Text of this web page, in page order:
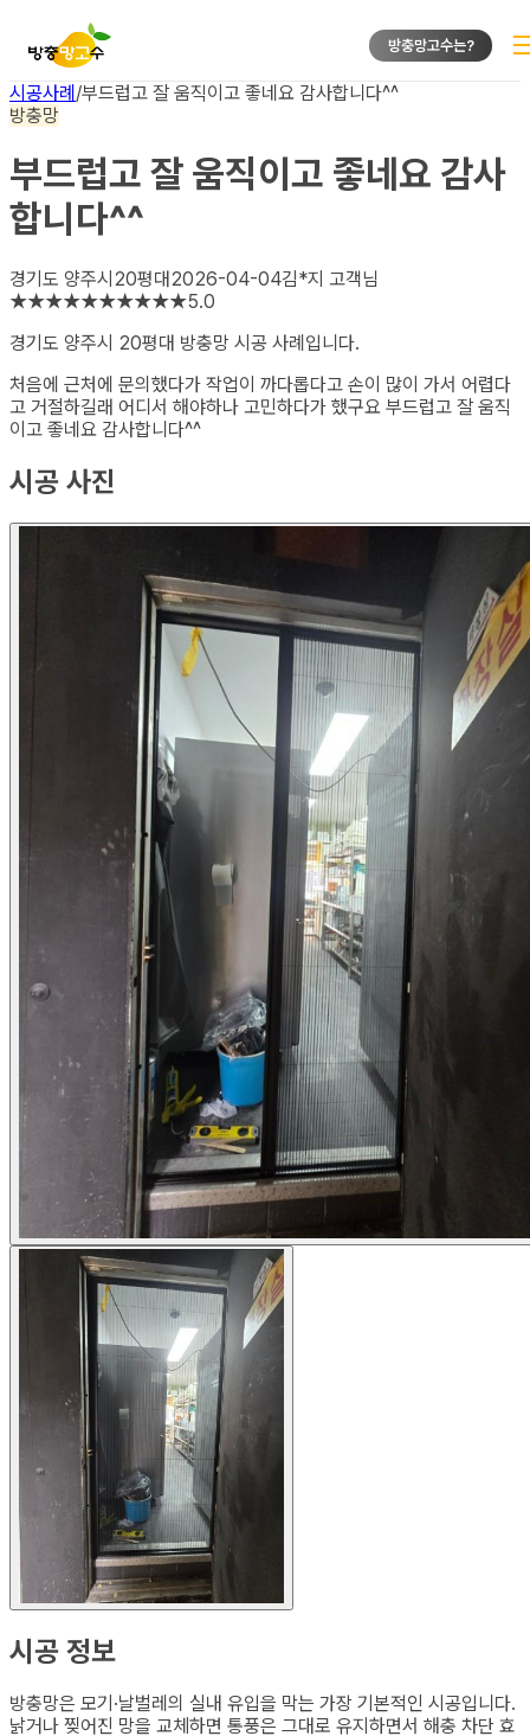
방충망고수는?
시공사례/부드럽고 잘 움직이고 좋네요 감사합니다^^
방충망
부드럽고 잘 움직이고 좋네요 감사
합니다^^
경기도 양주시 20평대2026-04-04김*지 고객님
★★★★★★★★★★5.0
경기도 양주시 20평대 방충망 시공 사례입니다.
처음에 근처에 문의했다가 작업이 까다롭다고 손이 많이 가서 어렵다
고 거절하길래 어디서 해야하나 고민하다가 했구요 부드럽고 잘 움직
이고 좋네요 감사합니다^^
시공 사진
시공 정보
방충망은 모기·날벌레의 실내 유입을 막는 가장 기본적인 시공입니다.
낡거나 찢어진 망을 교체하면 통풍은 그대로 유지하면서 해충 차단 효